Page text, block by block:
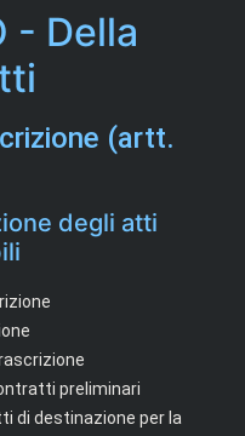
- Della
(artt.
degli atti
preliminari
di destinazione per la